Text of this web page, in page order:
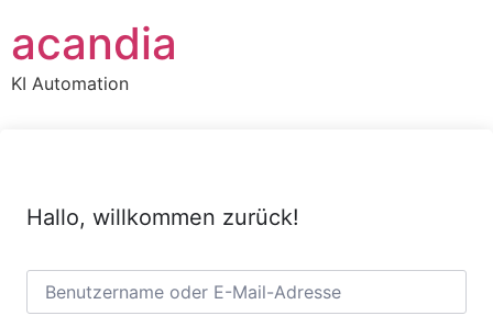
Inhalt
wechseln
acandia
KI Automation
Hallo, willkommen zurück!